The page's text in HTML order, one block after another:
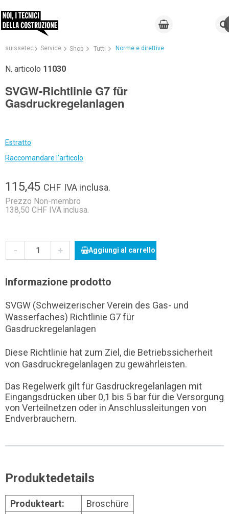
suissetec Service Shop Tutti Norme e direttive
N. articolo 11030
SVGW-Richtlinie G7 für
Gasdruckregelanlagen
Estratto
Raccomandare l'articolo
115,45 CHF IVA inclusa.
Prezzo Non-membro
138,50 CHF IVA inclusa.
- + Aggiungi al carrello
Informazione prodotto
SVGW (Schweizerischer Verein des Gas- und
Wasserfaches) Richtlinie G7 für
Gasdruckregelanlagen
Diese Richtlinie hat zum Ziel, die Betriebssicherheit
von Gasdruckregelanlagen zu gewährleisten.
Das Regelwerk gilt für Gasdruckregelanlagen mit
Eingangsdrücken über 0,1 bis 5 bar für die Versorgung
von Verteilnetzen oder in Anschlussleitungen von
Endverbrauchern.
Produktedetails
Produkteart:
Broschüre